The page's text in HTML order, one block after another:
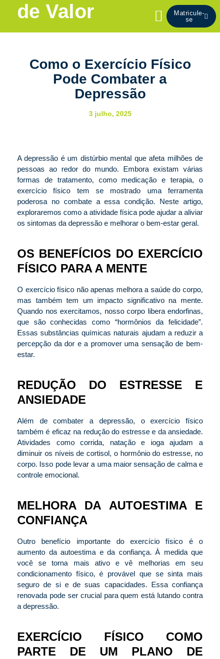
para
o
Matricule-
se
de Valor
Como o Exercício Físico
Pode Combater a
Depressão
3 julho, 2025
A depressão é um distúrbio mental que afeta milhões de
pessoas ao redor do mundo. Embora existam várias
formas de tratamento, como medicação e terapia, o
exercício físico tem se mostrado uma ferramenta
poderosa no combate a essa condição. Neste artigo,
exploraremos como a atividade física pode ajudar a aliviar
os sintomas da depressão e melhorar o bem-estar geral.
OS BENEFÍCIOS DO EXERCÍCIO
FÍSICO PARA A MENTE
O exercício físico não apenas melhora a saúde do corpo,
mas também tem um impacto significativo na mente.
Quando nos exercitamos, nosso corpo libera endorfinas,
que são conhecidas como “hormônios da felicidade”.
Essas substâncias químicas naturais ajudam a reduzir a
percepção da dor e a promover uma sensação de bem-
estar.
REDUÇÃO DO ESTRESSE E
ANSIEDADE
Além de combater a depressão, o exercício físico
também é eficaz na redução do estresse e da ansiedade.
Atividades como corrida, natação e ioga ajudam a
diminuir os níveis de cortisol, o hormônio do estresse, no
corpo. Isso pode levar a uma maior sensação de calma e
controle emocional.
MELHORA DA AUTOESTIMA E
CONFIANÇA
Outro benefício importante do exercício físico é o
aumento da autoestima e da confiança. À medida que
você se torna mais ativo e vê melhorias em seu
condicionamento físico, é provável que se sinta mais
seguro de si e de suas capacidades. Essa confiança
renovada pode ser crucial para quem está lutando contra
a depressão.
EXERCÍCIO FÍSICO COMO
PARTE DE UM PLANO DE